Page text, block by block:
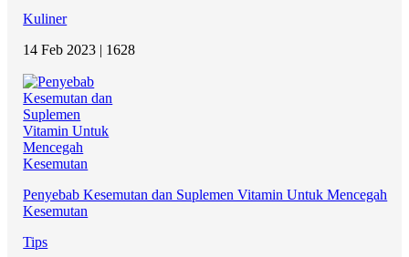
Kuliner
14 Feb 2023 | 1628
Penyebab Kesemutan dan Suplemen Vitamin Untuk Mencegah
Kesemutan
Tips